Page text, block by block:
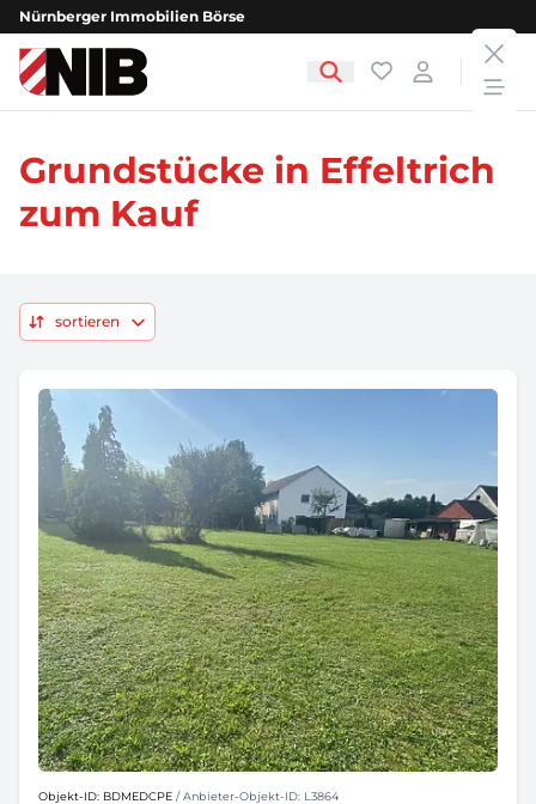
Nürnberger Immobilien Börse
NIB - Nürnberger Immobilien Börse Favoriten
Login
Grundstücke in Effeltrich
zum Kauf
sortieren
Objekt-ID: BDMEDCPE / Anbieter-Objekt-ID: L3864